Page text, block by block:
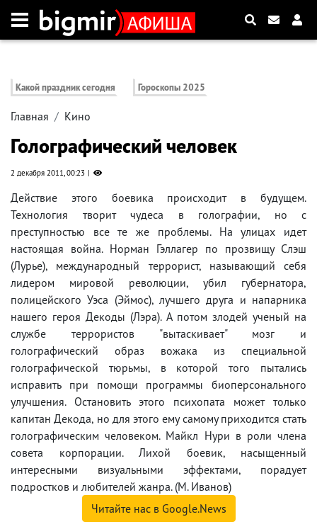
Какой праздник сегодня Гороскопы 2025
Главная Кино
Голографический человек
2 декабря 2011, 00:23
Действие этого боевика происходит в будущем.
Технология творит чудеса в голографии, но с
преступностью все те же проблемы. На улицах идет
настоящая война. Норман Гэллагер по прозвищу Слэш
(Лурье), международный террорист, называющий себя
лидером мировой революции, убил губернатора,
полицейского Уэса (Эймос), лучшего друга и напарника
нашего героя Декоды (Лэра). А потом злодей ученый на
службе террористов "вытаскивает" мозг и
голографический образ вожака из специальной
голографической тюрьмы, в которой того пытались
исправить при помощи программы биоперсонального
улучшения. Остановить этого психопата может только
капитан Декода, но для этого ему самому приходится стать
голографическим человеком. Майкл Нури в роли члена
совета корпорации. Лихой боевик, насыщенный
интересными визуальными эффектами, порадует
подростков и любителей жанра. (М. Иванов)
Читайте нас в Google.News